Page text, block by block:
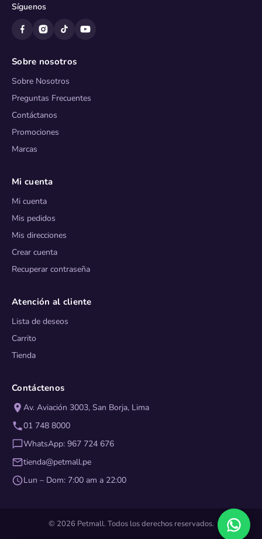
Síguenos
Sobre nosotros
Sobre Nosotros
Preguntas Frecuentes
Contáctanos
Promociones
Marcas
Mi cuenta
Mi cuenta
Mis pedidos
Mis direcciones
Crear cuenta
Recuperar contraseña
Atención al cliente
Lista de deseos
Carrito
Tienda
Contáctenos
Av. Aviación 3003, San Borja, Lima
01 748 8000
WhatsApp: 967 724 676
tienda@petmall.pe
Lun – Dom: 7:00 am a 22:00
© 2026 Petmall. Todos los derechos reservados.